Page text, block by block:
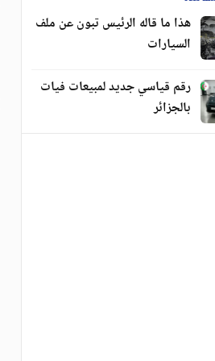
هذا ما قاله الرئيس تبون عن ملف
السيارات
رقم قياسي جديد لمبيعات فيات
بالجزائر